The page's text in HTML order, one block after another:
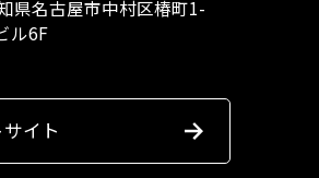
名古屋市中村区椿町1-
ル6F
イト